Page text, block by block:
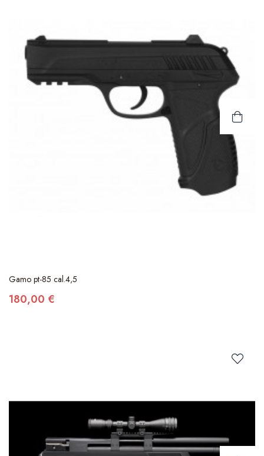
Gamo pt-85 cal.4,5
180,00 €